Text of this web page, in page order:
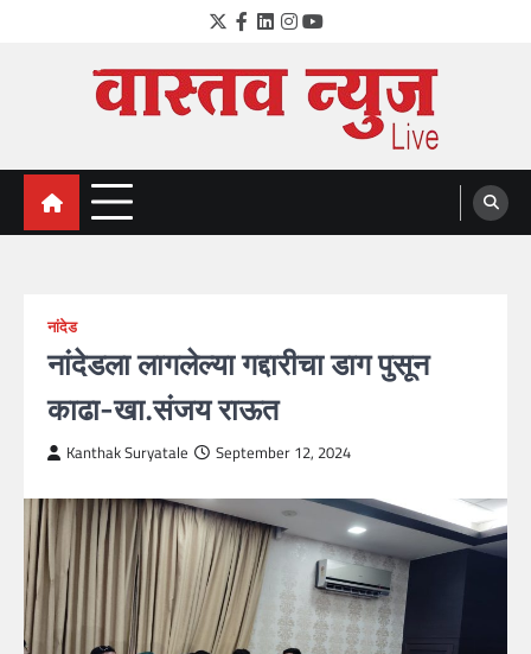
Twitter
Facebook
LinkedIn
Instagram
YouTube
VastavNEWSLive.com
a leading NEWS portal of Maharahstra
नांदेड
नांदेडला लागलेल्या गद्दारीचा डाग पुसून
काढा-खा.संजय राऊत
Kanthak Suryatale September 12, 2024